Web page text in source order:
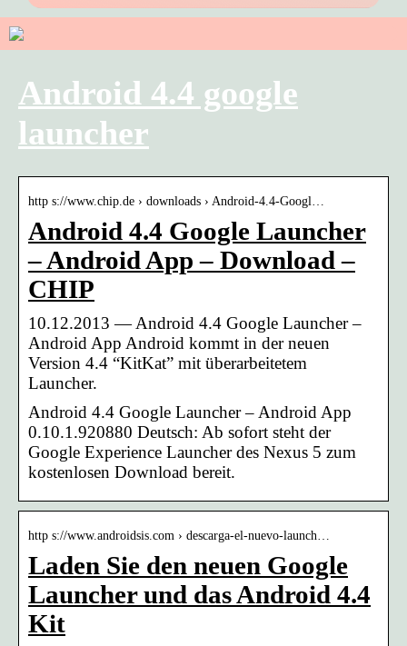
Android 4.4 google
launcher
http s://www.chip.de › downloads › Android-4.4-Googl…
Android 4.4 Google Launcher
– Android App – Download –
CHIP
10.12.2013 — Android 4.4 Google Launcher –
Android App Android kommt in der neuen
Version 4.4 “KitKat” mit überarbeitetem
Launcher.
Android 4.4 Google Launcher – Android App
0.10.1.920880 Deutsch: Ab sofort steht der
Google Experience Launcher des Nexus 5 zum
kostenlosen Download bereit.
http s://www.androidsis.com › descarga-el-nuevo-launch…
Laden Sie den neuen Google
Launcher und das Android 4.4
Kit